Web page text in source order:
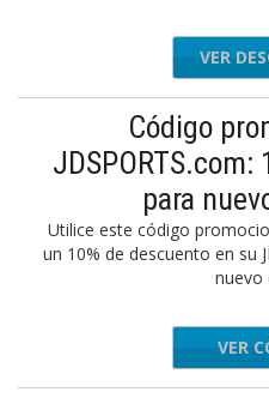
VER
Código
para
Utilice este código
un 10% de descuento en su
nuevo
VER